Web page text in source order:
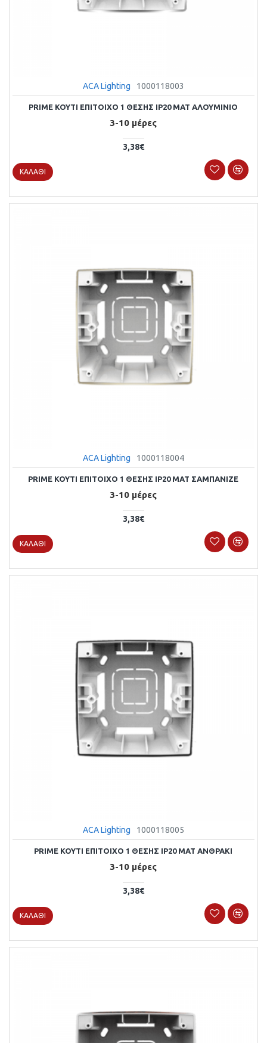
ACA Lighting 1000118003
PRIME KOYTI ΕΠΙΤΟΙΧΟ 1 ΘΕΣΗΣ IP20 MAT ΑΛΟΥΜΙΝΙΟ
3-10 μέρες
3,38€
ΚΑΛΆΘΙ
ACA Lighting 1000118004
PRIME KOYTI ΕΠΙΤΟΙΧΟ 1 ΘΕΣΗΣ IP20 MAT ΣΑΜΠΑΝΙΖΕ
3-10 μέρες
3,38€
ΚΑΛΆΘΙ
ACA Lighting 1000118005
PRIME KOYTI ΕΠΙΤΟΙΧΟ 1 ΘΕΣΗΣ IP20 MAT ΑΝΘΡΑΚΙ
3-10 μέρες
3,38€
ΚΑΛΆΘΙ